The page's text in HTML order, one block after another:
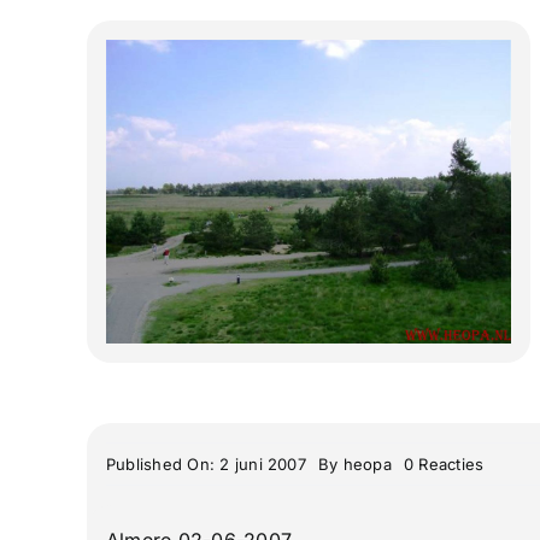
Published On: 2 juni 2007 By heopa 0 Reactieson